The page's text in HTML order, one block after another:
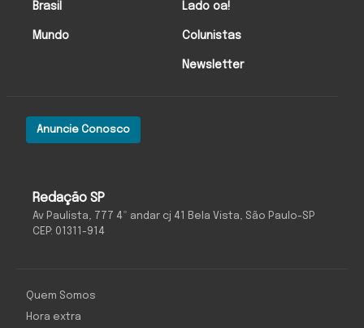
Redação SP
Av Paulista, 777 4º andar cj 41 Bela Vista, São Paulo-SP
CEP: 01311-914
Anuncie Conosco
Brasil
Mundo
Lado oa!
Colunistas
Newsletter
Quem Somos
Hora extra